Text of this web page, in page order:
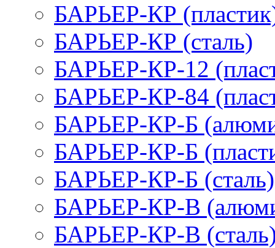
БАРЬЕР-КР
БАРЬЕР-КР (сталь)
БАРЬЕР-КР-12
БАРЬЕР-КР-84
БАРЬЕР-КР-Б
БАРЬЕР-КР-Б
БАРЬЕР-КР-Б (сталь)
БАРЬЕР-КР-В
БАРЬЕР-КР-В